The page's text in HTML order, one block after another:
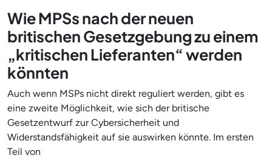
Wie MPSs nach der neuen
britischen Gesetzgebung zu einem
„kritischen Lieferanten“ werden
könnten
Auch wenn MSPs nicht direkt reguliert werden, gibt es
eine zweite Möglichkeit, wie sich der britische
Gesetzentwurf zur Cybersicherheit und
Widerstandsfähigkeit auf sie auswirken könnte. Im ersten
Teil von